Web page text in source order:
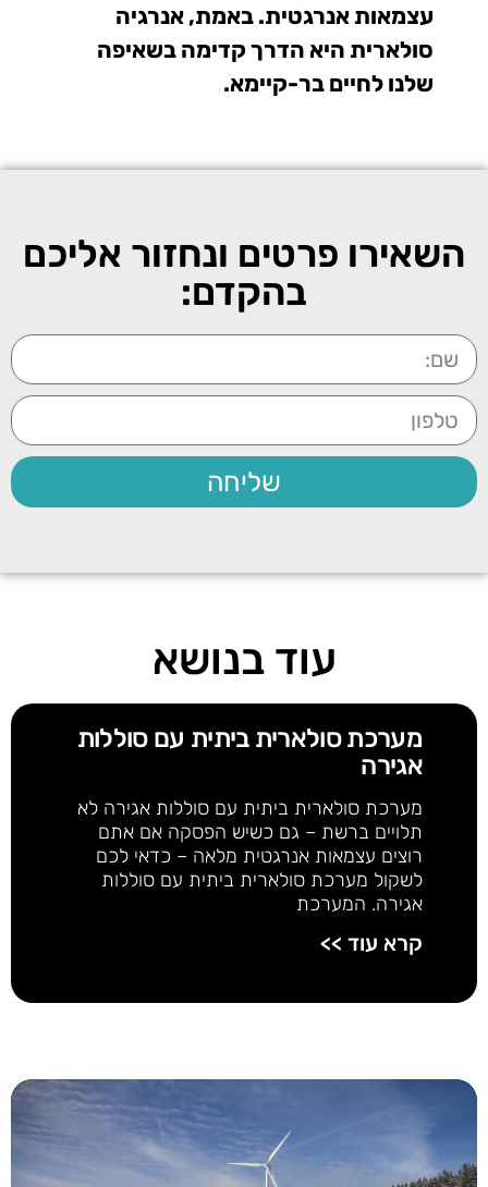
עצמאות אנרגטית. באמת, אנרגיה
סולארית היא הדרך קדימה בשאיפה
שלנו לחיים בר-קיימא.
השאירו פרטים ונחזור אליכם
בהקדם:
שליחה
עוד בנושא
מערכת סולארית ביתית עם סוללות
אגירה
מערכת סולארית ביתית עם סוללות אגירה לא
תלויים ברשת – גם כשיש הפסקה אם אתם
רוצים עצמאות אנרגטית מלאה – כדאי לכם
לשקול מערכת סולארית ביתית עם סוללות
אגירה. המערכת
קרא עוד >>